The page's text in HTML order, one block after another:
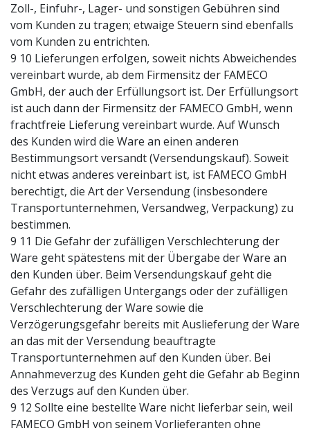
Zoll-, Einfuhr-, Lager- und sonstigen Gebühren sind
vom Kunden zu tragen; etwaige Steuern sind ebenfalls
vom Kunden zu entrichten.
9 10 Lieferungen erfolgen, soweit nichts Abweichendes
vereinbart wurde, ab dem Firmensitz der FAMECO
GmbH, der auch der Erfüllungsort ist. Der Erfüllungsort
ist auch dann der Firmensitz der FAMECO GmbH, wenn
frachtfreie Lieferung vereinbart wurde. Auf Wunsch
des Kunden wird die Ware an einen anderen
Bestimmungsort versandt (Versendungskauf). Soweit
nicht etwas anderes vereinbart ist, ist FAMECO GmbH
berechtigt, die Art der Versendung (insbesondere
Transportunternehmen, Versandweg, Verpackung) zu
bestimmen.
9 11 Die Gefahr der zufälligen Verschlechterung der
Ware geht spätestens mit der Übergabe der Ware an
den Kunden über. Beim Versendungskauf geht die
Gefahr des zufälligen Untergangs oder der zufälligen
Verschlechterung der Ware sowie die
Verzögerungsgefahr bereits mit Auslieferung der Ware
an das mit der Versendung beauftragte
Transportunternehmen auf den Kunden über. Bei
Annahmeverzug des Kunden geht die Gefahr ab Beginn
des Verzugs auf den Kunden über.
9 12 Sollte eine bestellte Ware nicht lieferbar sein, weil
FAMECO GmbH von seinem Vorlieferanten ohne